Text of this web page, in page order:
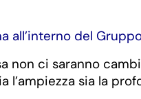
all’interno del
non ci saranno
sia la